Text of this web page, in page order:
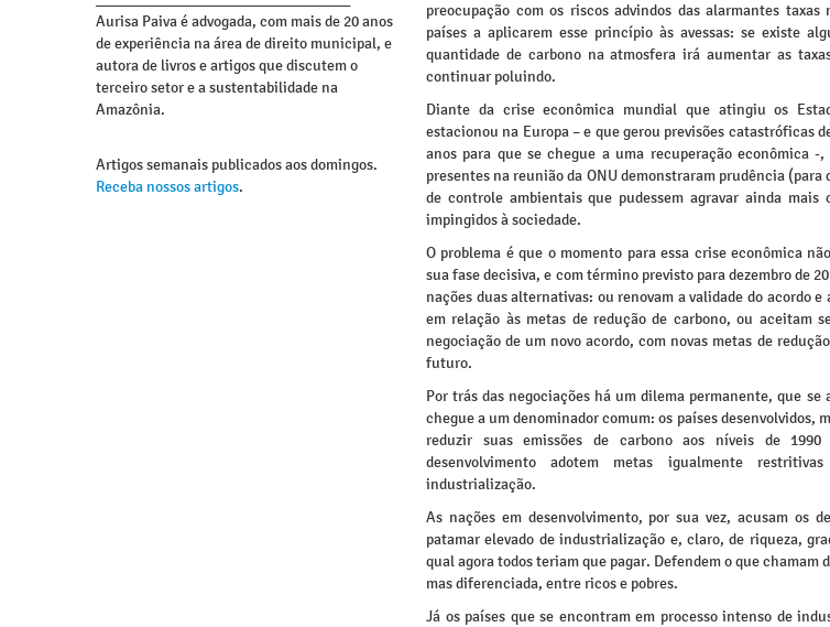
Aurisa Paiva é advogada, com mais de 20 anos
de experiência na área de direito municipal, e
autora de livros e artigos que discutem o
terceiro setor e a sustentabilidade na
Amazônia.
Artigos semanais publicados aos domingos.
Receba nossos artigos.
preocupação com os riscos advindos das alarmantes taxas
países a aplicarem esse princípio às avessas: se existe
quantidade de carbono na atmosfera irá aumentar as
continuar poluindo.
Diante da crise econômica mundial que atingiu os
estacionou na Europa – e que gerou previsões catastróficas
anos para que se chegue a uma recuperação econômica -
presentes na reunião da ONU demonstraram prudência
de controle ambientais que pudessem agravar ainda mais
impingidos à sociedade.
O problema é que o momento para essa crise econômica
sua fase decisiva, e com término previsto para dezembro de
nações duas alternativas: ou renovam a validade do acordo
em relação às metas de redução de carbono, ou aceitam
negociação de um novo acordo, com novas metas de
futuro.
Por trás das negociações há um dilema permanente, que se
chegue a um denominador comum: os países
reduzir suas emissões de carbono aos níveis de
desenvolvimento adotem metas igualmente
industrialização.
As nações em desenvolvimento, por sua vez, acusam os
patamar elevado de industrialização e, claro, de riqueza,
qual agora todos teriam que pagar. Defendem o que chamam
mas diferenciada, entre ricos e pobres.
Já os países que se encontram em processo intenso de